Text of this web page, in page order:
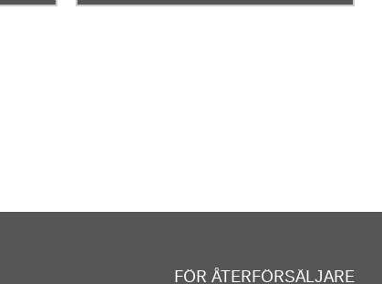
FÖR ÅTERFÖRSÄLJARE